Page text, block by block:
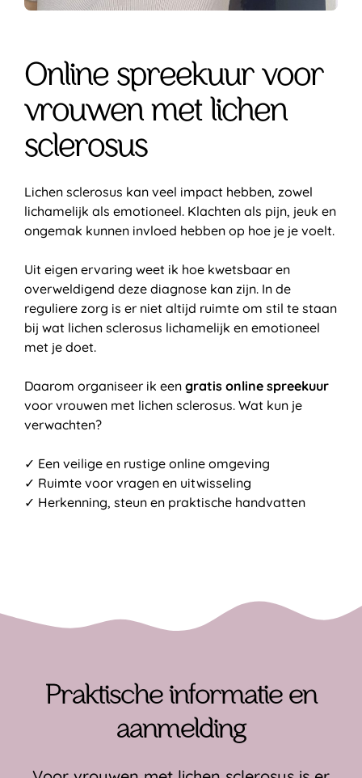
Online spreekuur voor
vrouwen met lichen
sclerosus
Lichen sclerosus kan veel impact hebben, zowel
lichamelijk als emotioneel. Klachten als pijn, jeuk en
ongemak kunnen invloed hebben op hoe je je voelt.
Uit eigen ervaring weet ik hoe kwetsbaar en
overweldigend deze diagnose kan zijn. In de
reguliere zorg is er niet altijd ruimte om stil te staan
bij wat lichen sclerosus lichamelijk en emotioneel
met je doet.
Daarom organiseer ik een gratis online spreekuur
voor vrouwen met lichen sclerosus. Wat kun je
verwachten?
✓ Een veilige en rustige online omgeving
✓ Ruimte voor vragen en uitwisseling
✓ Herkenning, steun en praktische handvatten
Praktische informatie en
aanmelding